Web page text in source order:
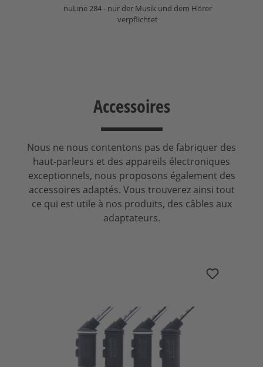
nuLine 284 - nur der Musik und dem Hörer
verpflichtet
Accessoires
Nous ne nous contentons pas de fabriquer des
haut-parleurs et des appareils électroniques
exceptionnels, nous proposons également des
accessoires adaptés. Vous trouverez ainsi tout
ce qui est utile à nos produits, des câbles aux
adaptateurs.